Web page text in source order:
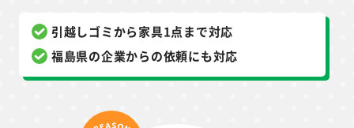
引越しゴミから家具1点まで対応
福島県の企業からの依頼にも対応